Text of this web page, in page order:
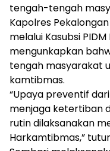
tengah-tengah
Kapolres
melalui Kasubsi
mengunkapkan
tengah masyarakat
kamtibmas.
“Upaya preventif
menjaga ketertiban
rutin dilaksanakan
Harkamtibmas,”